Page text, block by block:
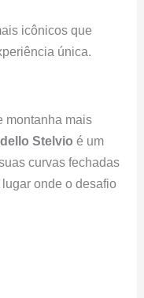
icônicos que
única.
montanha mais
Stelvio é um
curvas fechadas
onde o desafio